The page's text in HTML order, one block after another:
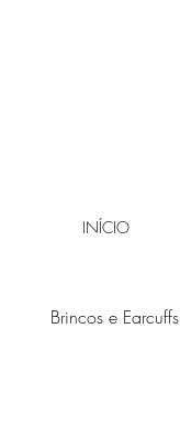
INÍCIO
Brincos e Earcuffs